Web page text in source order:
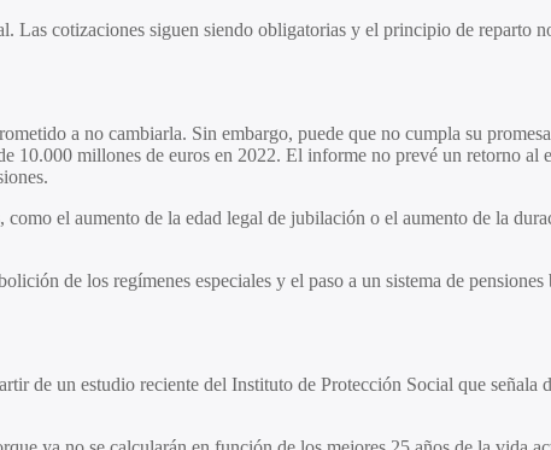
Las cotizaciones siguen siendo obligatorias y el principio de reparto
a no cambiarla. Sin embargo, puede que no cumpla su
10.000 millones de euros en 2022. El informe no prevé un retorno
el aumento de la edad legal de jubilación o el aumento de la
de los regímenes especiales y el paso a un sistema de
de un estudio reciente del Instituto de Protección Social que señala